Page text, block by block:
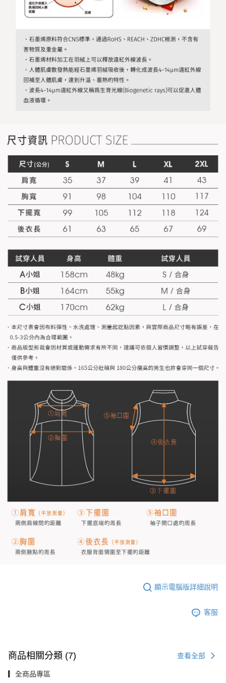
顯示電腦版詳細說明
客服
商品相關分類 (7) 查看全部
▎全商品專區